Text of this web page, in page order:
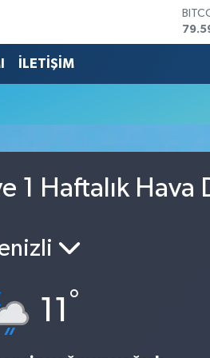
İLETİŞİM
1 Haftalık Hava
11 °